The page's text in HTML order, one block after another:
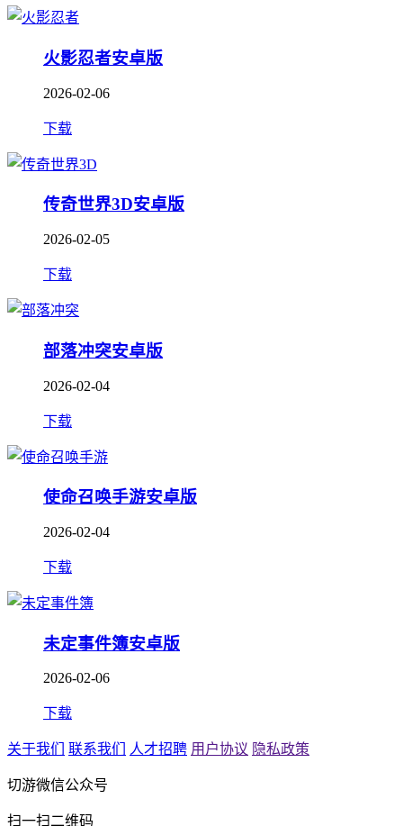
火影忍者安卓版
2026-02-06
下载
传奇世界3D安卓版
2026-02-05
下载
部落冲突安卓版
2026-02-04
下载
使命召唤手游安卓版
2026-02-04
下载
未定事件簿安卓版
2026-02-06
下载
关于我们 联系我们 人才招聘 用户协议 隐私政策
切游微信公众号
扫一扫二维码